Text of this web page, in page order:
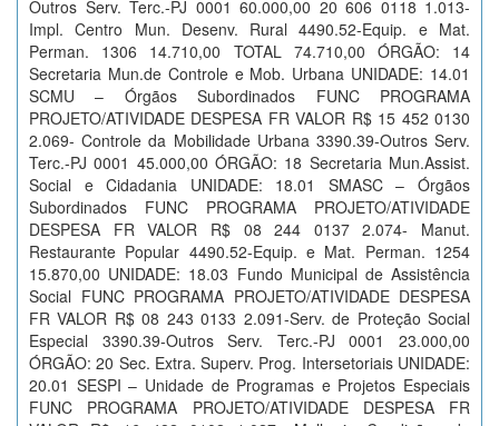
Outros Serv. Terc.-PJ 0001 60.000,00 20 606 0118 1.013-
Impl. Centro Mun. Desenv. Rural 4490.52-Equip. e Mat.
Perman. 1306 14.710,00 TOTAL 74.710,00 ÓRGÃO: 14
Secretaria Mun.de Controle e Mob. Urbana UNIDADE: 14.01
SCMU – Órgãos Subordinados FUNC PROGRAMA
PROJETO/ATIVIDADE DESPESA FR VALOR R$ 15 452 0130
2.069- Controle da Mobilidade Urbana 3390.39-Outros Serv.
Terc.-PJ 0001 45.000,00 ÓRGÃO: 18 Secretaria Mun.Assist.
Social e Cidadania UNIDADE: 18.01 SMASC – Órgãos
Subordinados FUNC PROGRAMA PROJETO/ATIVIDADE
DESPESA FR VALOR R$ 08 244 0137 2.074- Manut.
Restaurante Popular 4490.52-Equip. e Mat. Perman. 1254
15.870,00 UNIDADE: 18.03 Fundo Municipal de Assistência
Social FUNC PROGRAMA PROJETO/ATIVIDADE DESPESA
FR VALOR R$ 08 243 0133 2.091-Serv. de Proteção Social
Especial 3390.39-Outros Serv. Terc.-PJ 0001 23.000,00
ÓRGÃO: 20 Sec. Extra. Superv. Prog. Intersetoriais UNIDADE:
20.01 SESPI – Unidade de Programas e Projetos Especiais
FUNC PROGRAMA PROJETO/ATIVIDADE DESPESA FR